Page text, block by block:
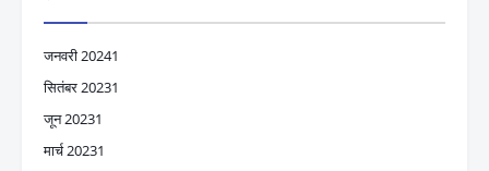
जनवरी 20241
सितंबर 20231
जून 20231
मार्च 20231